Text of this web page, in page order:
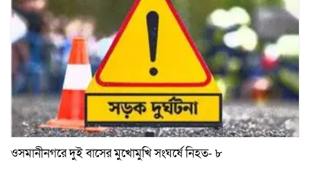
ওসমানীনগরে দুই বাসের মুখোমুখি সংঘর্ষে নিহত- ৮